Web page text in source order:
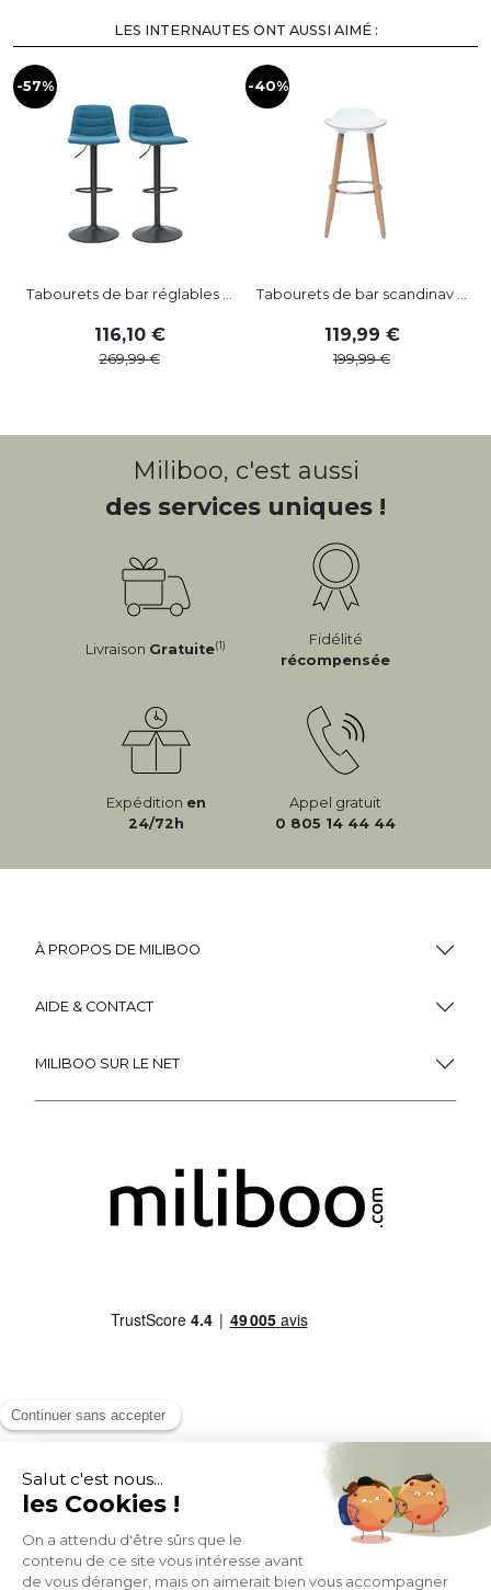
LES INTERNAUTES ONT AUSSI AIMÉ :
-57%
Tabourets de bar réglables ...
116,10
269,99
-40%
Tabourets de bar scandinav ...
119,99
199,99
Miliboo, c'est aussi
des services uniques !
Livraison Gratuite(1)
Fidélité
récompensée
Expédition en
24/72h
Appel gratuit
0 805 14 44 44
À PROPOS DE MILIBOO
AIDE & CONTACT
MILIBOO SUR LE NET
MOYENS DE PAIEMENT